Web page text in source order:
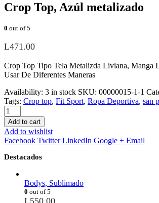
Crop Top, Azúl metalizado
0 out of 5
L471.00
Crop Top Tipo Tela Metalizda Liviana, Manga
Usar De Diferentes Maneras
Availability: 3 in stock SKU: 00000015-1-1
Tags: Crop top, Fit Sport, Ropa Deportiva, san
Add to cart
Add to wishlist
Facebook Twitter LinkedIn Google + Email
Destacados
Bodys, Sublimado
0 out of 5